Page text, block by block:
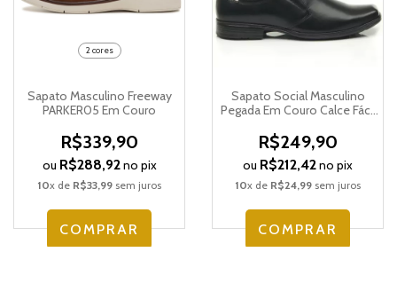
2 cores
Sapato Masculino Freeway
PARKER05 Em Couro
R$339,90
ou R$288,92no pix
10x de R$33,99 sem juros
COMPRAR
Sapato Social Masculino
Pegada Em Couro Calce Fácil
R$249,90
ou R$212,42no pix
10x de R$24,99 sem juros
COMPRAR